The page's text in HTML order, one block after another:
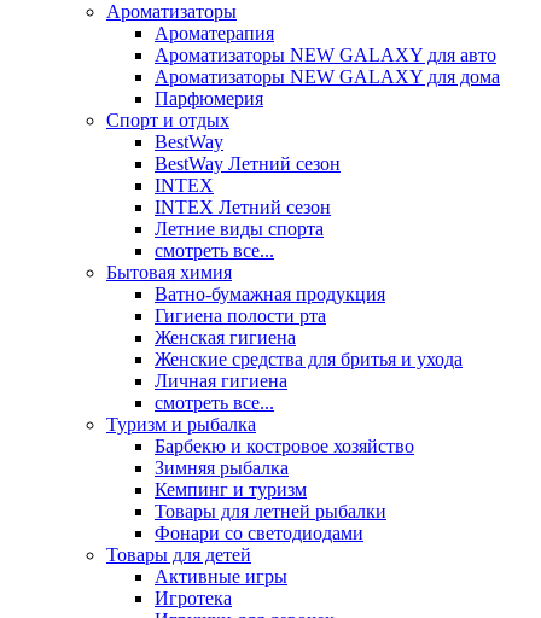
Ароматизаторы
Ароматерапия
Ароматизаторы NEW GALAXY для авто
Ароматизаторы NEW GALAXY для дома
Парфюмерия
Спорт и отдых
BestWay
BestWay Летний сезон
INTEX
INTEX Летний сезон
Летние виды спорта
смотреть все...
Бытовая химия
Ватно-бумажная продукция
Гигиена полости рта
Женская гигиена
Женские средства для бритья и ухода
Личная гигиена
смотреть все...
Туризм и рыбалка
Барбекю и костровое хозяйство
Зимняя рыбалка
Кемпинг и туризм
Товары для летней рыбалки
Фонари со светодиодами
Товары для детей
Активные игры
Игротека